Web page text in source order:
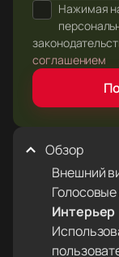
Обзор
Внешний
Интерьер
Нажимая
соглашением